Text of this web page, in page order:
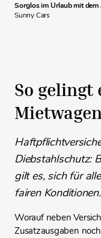
Sorglos im Urlaub mit dem
Sunny Cars
So
Diebstahlschutz:
gilt es, sich für
fairen Konditionen.
Worauf neben
Zusatzausgaben